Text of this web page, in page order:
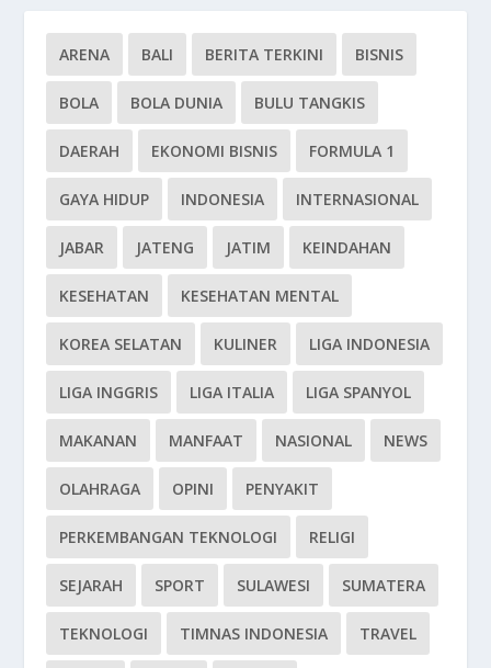
ARENA BALI BERITA TERKINI BISNIS
BOLA BOLA DUNIA BULU TANGKIS
DAERAH EKONOMI BISNIS FORMULA 1
GAYA HIDUP INDONESIA INTERNASIONAL
JABAR JATENG JATIM KEINDAHAN
KESEHATAN KESEHATAN MENTAL
KOREA SELATAN KULINER LIGA INDONESIA
LIGA INGGRIS LIGA ITALIA LIGA SPANYOL
MAKANAN MANFAAT NASIONAL NEWS
OLAHRAGA OPINI PENYAKIT
PERKEMBANGAN TEKNOLOGI RELIGI
SEJARAH SPORT SULAWESI SUMATERA
TEKNOLOGI TIMNAS INDONESIA TRAVEL